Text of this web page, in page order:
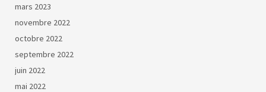
mars 2023
novembre 2022
octobre 2022
septembre 2022
juin 2022
mai 2022